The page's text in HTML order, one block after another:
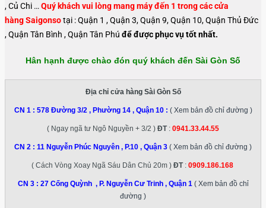
, Củ Chi … Quý khách vui lòng mang máy đến 1 trong các cửa
hàng Saigonsotại : Quận 1 , Quận 3, Quận 9, Quận 10, Quận Thủ Đức
, Quận Tân Bình , Quận Tân Phú để được phục vụ tốt nhất.
Hân hạnh được chào đón quý khách đến Sài Gòn Số
Địa chỉ cửa hàng Sài Gòn Số
CN 1 : 578 Đường 3/2 , Phường 14 , Quận 10: ( Xem bản đồ chỉ đường )
( Ngay ngã tư Ngô Nguyền + 3/2 ) ĐT: 0941.33.44.55
CN 2 : 11 Nguyễn Phúc Nguyên , P.10 , Quận 3 ( Xem bản đồ chỉ đường )
( Cách Vòng Xoay Ngã Sáu Dân Chủ 20m ) ĐT: 0909.186.168
CN 3 : 27 Cống Quỳnh , P. Nguyễn Cư Trinh , Quận 1 ( Xem bản đồ chỉ
đường )